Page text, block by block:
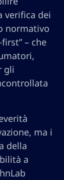
verifica dei
normativo
– che
gli
ma i
della
a